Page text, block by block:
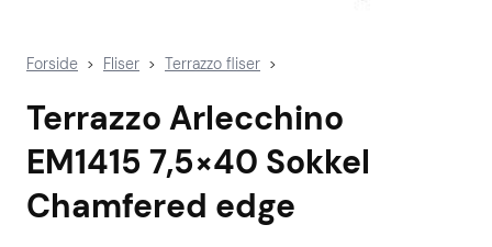
Forside > Fliser > Terrazzo fliser >
Terrazzo Arlecchino
EM1415 7,5×40 Sokkel
Chamfered edge